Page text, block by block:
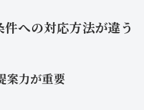
への対応方法が違う
案力が重要